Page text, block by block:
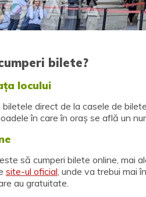
bilete?
locului
direct de la casele de
în care în oraș se află un
să cumperi bilete online, mai
site-ul oficial, unde va trebui mai
au gratuitate.